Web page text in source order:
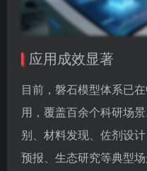
应用成效显著
目前，磐石模型体系已
用，覆盖百余个科研场
别、材料发现、佐剂设
预报、生态研究等典型场